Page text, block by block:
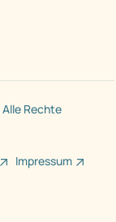
Rechte
Impressum